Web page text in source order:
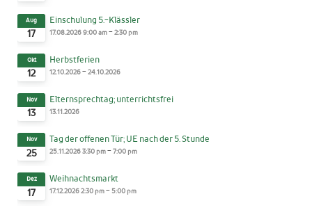
17
Aug Einschulung 5.-Klässler
17.08.20269:00 am-2:30 pm
12
Okt Herbstferien
12.10.2026-24.10.2026
13
Nov Elternsprechtag; unterrichtsfrei
13.11.2026
25
Nov Tag der offenen Tür; UE nach der 5. Stunde
25.11.20263:30 pm-7:00 pm
17
Dez Weihnachtsmarkt
17.12.20262:30 pm- 5:00 pm